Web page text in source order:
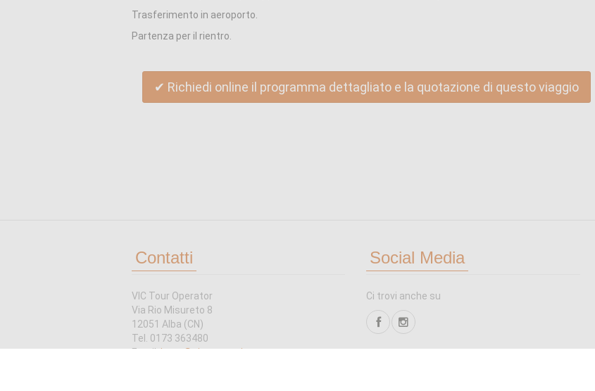
Trasferimento in aeroporto.
Partenza per il rientro.
✔ Richiedi online il programma dettagliato e la quotazione di questo viaggio
Contatti
VIC Tour Operator
Via Rio Misureto 8
12051 Alba (CN)
Tel. 0173 363480
Email:irene@piemontevic.com
Social Media
Ci trovi anche su